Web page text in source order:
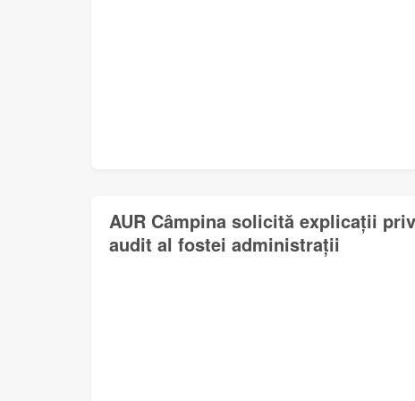
AUR Câmpina solicită explicații
audit al fostei administrații